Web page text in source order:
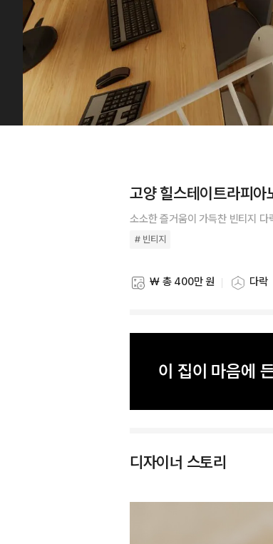
고양 힐스테이트라피
소소한 즐거움이 가득찬 빈티지 다
# 빈티지
스타일링 비용
₩ 총 400만 원
스타일링 공
다락
이 집이 마음에
디자이너 스토리